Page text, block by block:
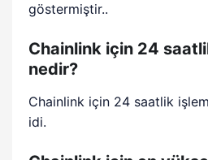
göstermiştir..
Chainlink için 24
nedir?
Chainlink için 24 saatlik
idi.